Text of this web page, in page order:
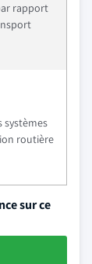
rapport
systèmes
routière
sur ce